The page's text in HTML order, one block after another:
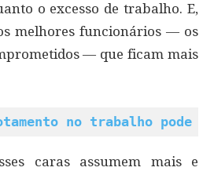
o excesso de trabalho. E,
melhores funcionários — os
— que ficam mais
no trabalho pode
caras assumem mais e